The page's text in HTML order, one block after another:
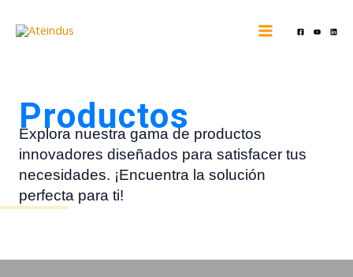
MENU
Productos
Explora nuestra gama de productos
innovadores diseñados para satisfacer tus
necesidades. ¡Encuentra la solución
perfecta para ti!